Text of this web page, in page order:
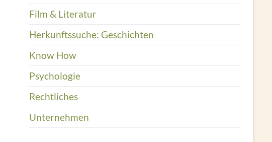
Film & Literatur
Herkunftssuche: Geschichten
Know How
Psychologie
Rechtliches
Unternehmen